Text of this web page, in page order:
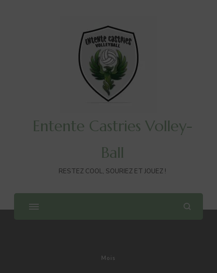
Entente Castries Volley-
Ball
RESTEZ COOL, SOURIEZ ET JOUEZ !
Mois